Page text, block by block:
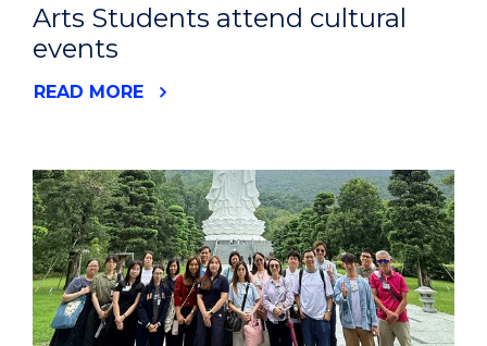
Arts Students attend cultural
events
READ MORE